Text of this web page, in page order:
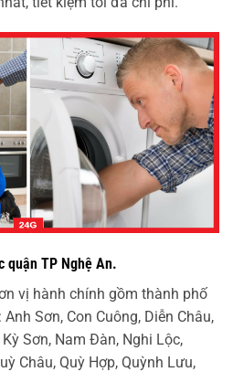
quận TP Nghệ An.
vị hành chính gồm thành phố
: Anh Sơn, Con Cuông, Diễn Châu,
Sơn, Nam Đàn, Nghi Lộc,
Châu, Quỳ Hợp, Quỳnh Lưu,